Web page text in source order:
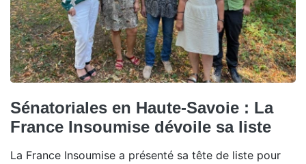
Sénatoriales en Haute-Savoie : La
France Insoumise dévoile sa liste
La France Insoumise a présenté sa tête de liste pour